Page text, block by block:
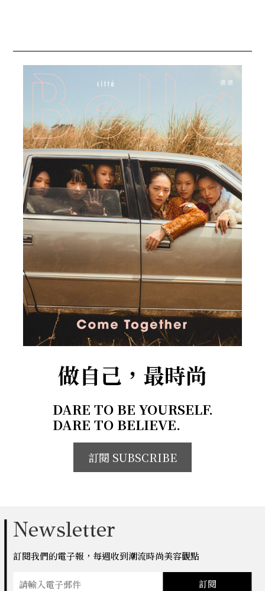
做自己，最時尚
DARE TO BE YOURSELF.
DARE TO BELIEVE.
訂閱 SUBSCRIBE
Newsletter
訂閱我們的電子報，每週收到潮流時尚美容觀點
訂閱